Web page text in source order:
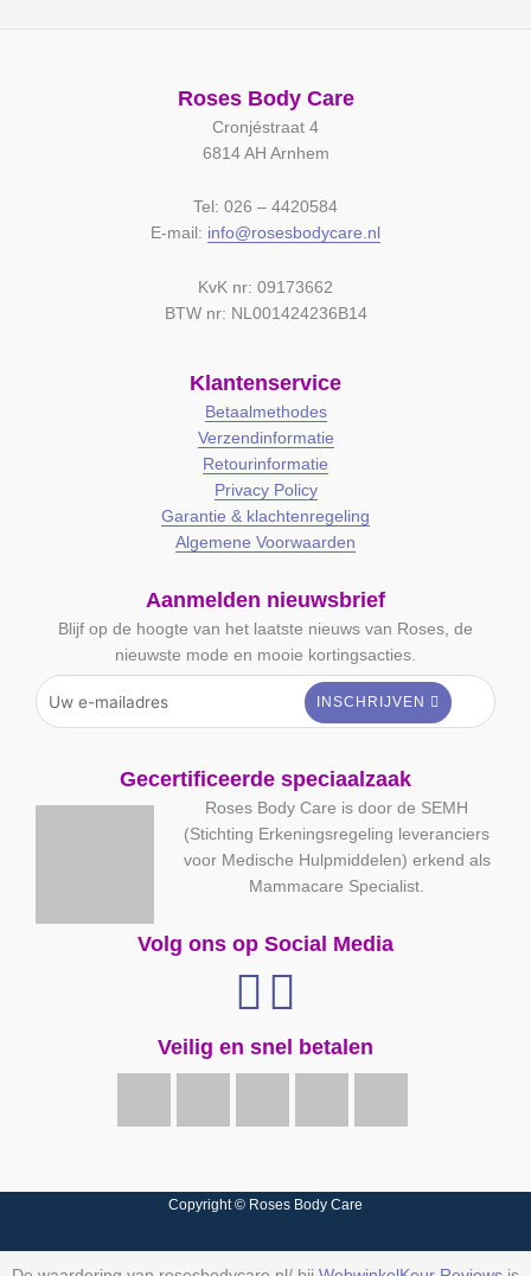
Roses Body Care
Cronjéstraat 4
6814 AH Arnhem
Tel: 026 – 4420584
E-mail: info@rosesbodycare.nl
KvK nr: 09173662
BTW nr: NL001424236B14
Klantenservice
Betaalmethodes
Verzendinformatie
Retourinformatie
Privacy Policy
Garantie & klachtenregeling
Algemene Voorwaarden
Aanmelden nieuwsbrief
Blijf op de hoogte van het laatste nieuws van Roses, de
nieuwste mode en mooie kortingsacties.
Gecertificeerde speciaalzaak
Roses Body Care is door de SEMH
(Stichting Erkeningsregeling leveranciers
voor Medische Hulpmiddelen) erkend als
Mammacare Specialist.
Volg ons op Social Media
Veilig en snel betalen
Copyright © Roses Body Care